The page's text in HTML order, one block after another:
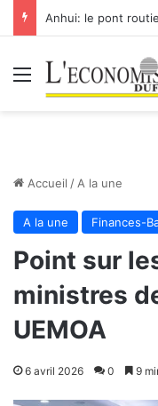
Menu
Accueil / A la une
A la une Finances-
Point sur
ministres
UEMOA
6 avril 2026 0 9